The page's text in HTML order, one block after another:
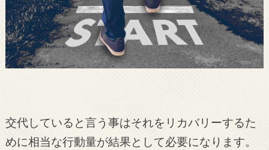
交代していると言う事はそれをリカバリーするた
めに相当な行動量が結果として必要になります。